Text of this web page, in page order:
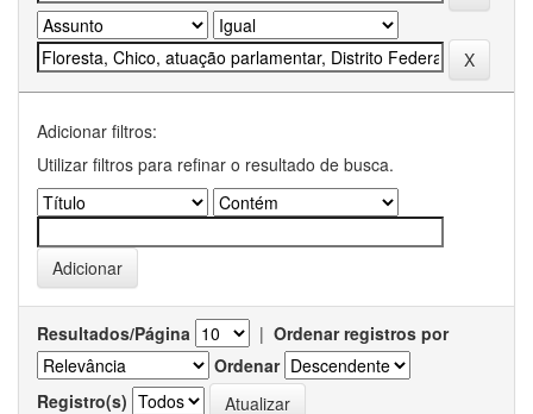
Adicionar filtros:
Utilizar filtros para refinar o resultado de busca.
Resultados/Página | Ordenar registros por
Ordenar
Registro(s)